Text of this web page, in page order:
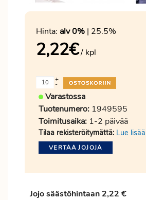
Hinta: alv 0% | 25.5%
2,22€/ kpl
-
+
Varastossa
Tuotenumero: 1949595
Toimitusaika: 1-2 päivää
Tilaa rekisteröitymättä: Lue lisää
VERTAA JOJOJA
Jojo säästöhintaan 2,22 €